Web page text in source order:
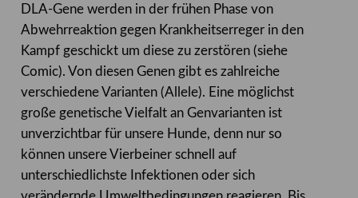
DLA-Gene werden in der frühen Phase von
Abwehrreaktion gegen Krankheitserreger in den
Kampf geschickt um diese zu zerstören (siehe
Comic). Von diesen Genen gibt es zahlreiche
verschiedene Varianten (Allele). Eine möglichst
große genetische Vielfalt an Genvarianten ist
unverzichtbar für unsere Hunde, denn nur so
können unsere Vierbeiner schnell auf
unterschiedlichste Infektionen oder sich